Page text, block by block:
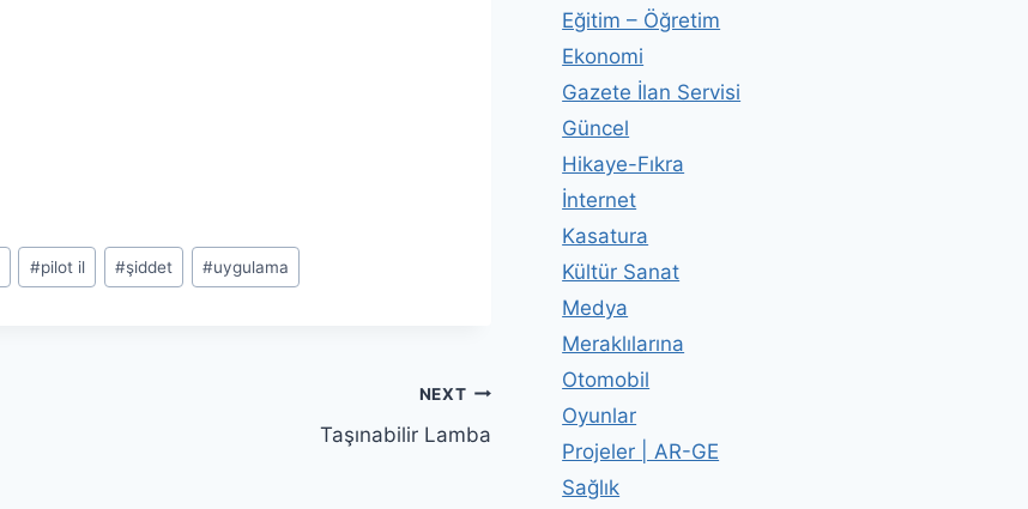
#pilot il #şiddet #uygulama
NEXT
Taşınabilir Lamba
Eğitim – Öğretim
Ekonomi
Gazete İlan Servisi
Güncel
Hikaye-Fıkra
İnternet
Kasatura
Kültür Sanat
Medya
Meraklılarına
Otomobil
Oyunlar
Projeler | AR-GE
Sağlık